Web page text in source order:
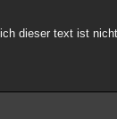
dieser text ist